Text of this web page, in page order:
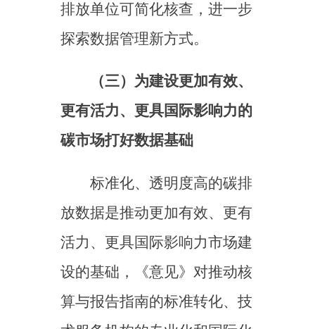
提出明确要求。与此同时，还
和数据部门共享机制，包括按
照有关要求及时公开排放相关
信息，接受社会监督，为从数
碳市场提供坚实政策支撑。
二、进一步完善数据质量
管理体系
据质量监管体系